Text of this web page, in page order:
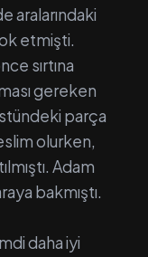
aralarındaki
etmişti.
sırtına
gereken
parça
olurken,
Adam
bakmıştı.
daha iyi